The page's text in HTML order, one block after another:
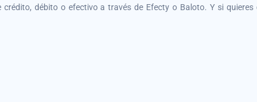
débito o efectivo a través de Efecty o Baloto. Y si